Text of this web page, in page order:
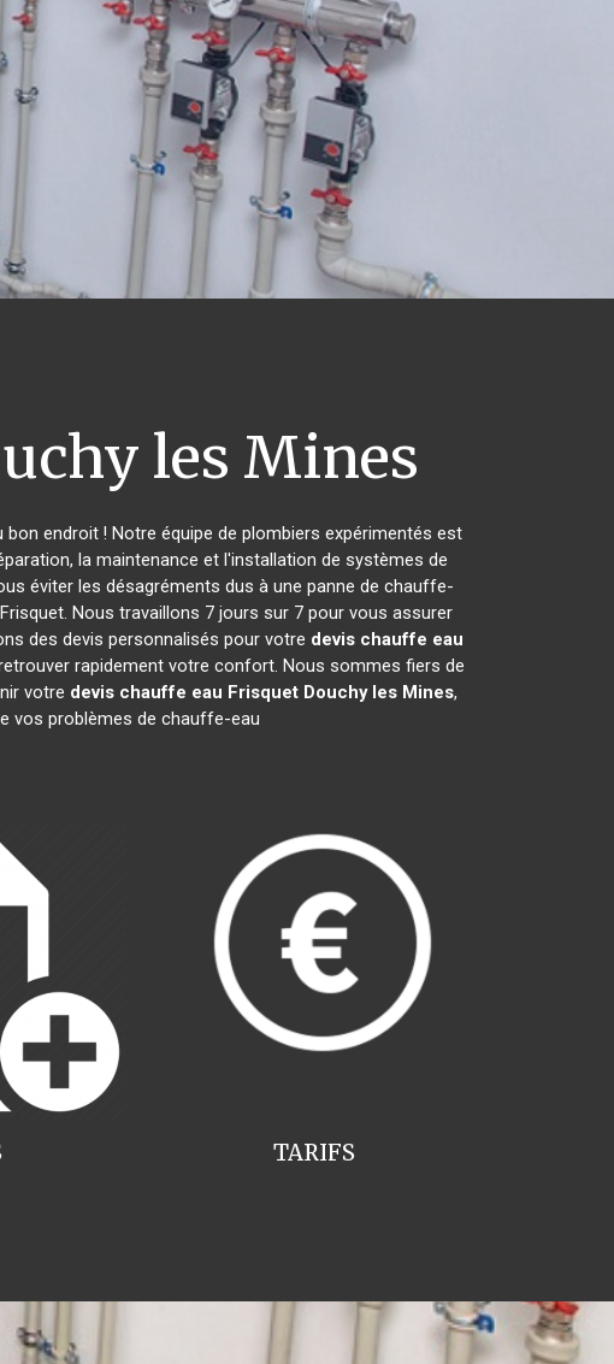
les Mines
bon endroit ! Notre équipe de plombiers expérimentés est
la maintenance et l'installation de systèmes de
éviter les désagréments dus à une panne de chauffe-
Nous travaillons 7 jours sur 7 pour vous assurer
des devis personnalisés pour votre devis chauffe eau
rapidement votre confort. Nous sommes fiers de
votre devis chauffe eau Frisquet Douchy les Mines,
vos problèmes de chauffe-eau
TARIFS